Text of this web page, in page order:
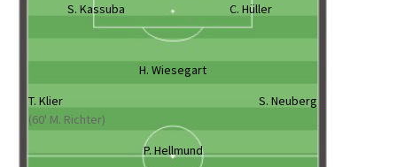
S. Kassuba C. Hüller
H. Wiesegart
T. Klier
(60' M. Richter)
S. Neuberg
P. Hellmund